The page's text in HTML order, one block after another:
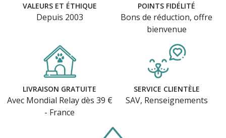
VALEURS ET ÉTHIQUE
Depuis 2003
POINTS FIDÉLITÉ
Bons de réduction, offre
bienvenue
LIVRAISON GRATUITE
Avec Mondial Relay dès 39 €
- France
SERVICE CLIENTÈLE
SAV, Renseignements